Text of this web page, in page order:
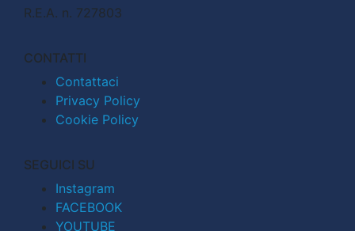
R.E.A. n. 727803
CONTATTI
Contattaci
Privacy Policy
Cookie Policy
SEGUICI SU
Instagram
FACEBOOK
YOUTUBE